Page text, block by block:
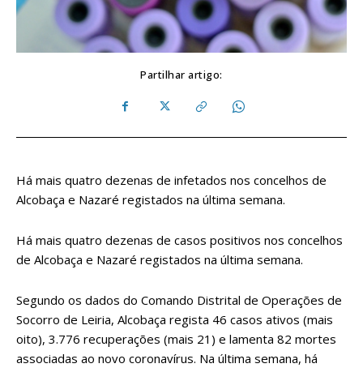
Partilhar artigo:
Há mais quatro dezenas de infetados nos concelhos de
Alcobaça e Nazaré registados na última semana.
Há mais quatro dezenas de casos positivos nos concelhos
de Alcobaça e Nazaré registados na última semana.
Segundo os dados do Comando Distrital de Operações de
Socorro de Leiria, Alcobaça regista 46 casos ativos (mais
oito), 3.776 recuperações (mais 21) e lamenta 82 mortes
associadas ao novo coronavírus. Na última semana, há